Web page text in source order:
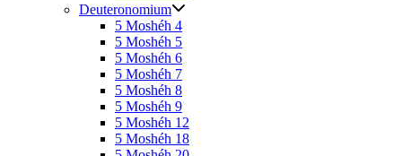
Deuteronomium
5 Moshéh 4
5 Moshéh 5
5 Moshéh 6
5 Moshéh 7
5 Moshéh 8
5 Moshéh 9
5 Moshéh 12
5 Moshéh 18